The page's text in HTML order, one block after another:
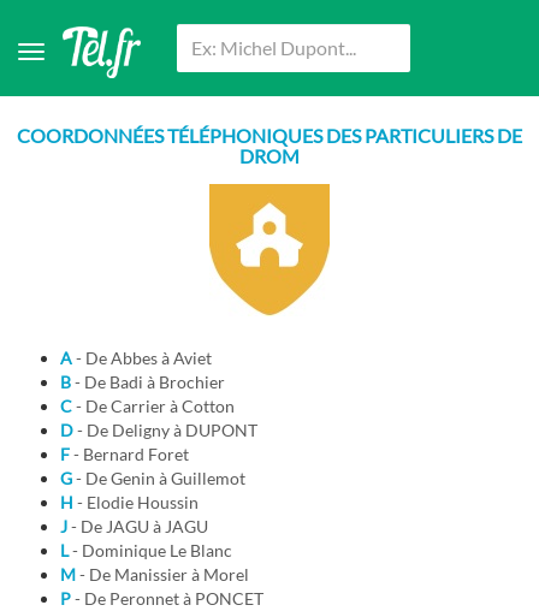
COORDONNÉES TÉLÉPHONIQUES DES PARTICULIERS DE
DROM
A
- De Abbes à Aviet
B
- De Badi à Brochier
C
- De Carrier à Cotton
D
- De Deligny à DUPONT
F
- Bernard Foret
G
- De Genin à Guillemot
H
- Elodie Houssin
J
- De JAGU à JAGU
L
- Dominique Le Blanc
M
- De Manissier à Morel
P
- De Peronnet à PONCET